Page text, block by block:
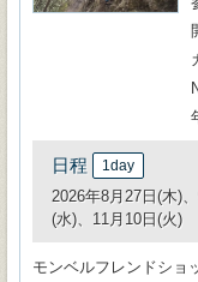
日程 1day
2026年8月27日(木)
(水)、11月10日(火)
モンベルフレンドショ